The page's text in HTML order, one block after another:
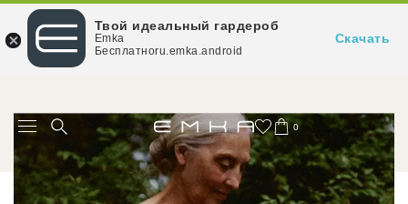
При заказе от 15 000 ₽ — доставка за наш счёт
0
Твой идеальный гардероб
Emka
Бесплатноru.emka.android
Скачать